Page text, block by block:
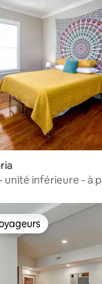
unité inférieure - à
parmi les plus